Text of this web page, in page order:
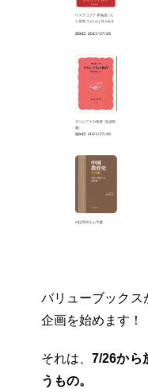
バリューブックス
企画を始めます！
それは、7/26から
うもの。